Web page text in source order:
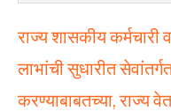
राज्य शासकीय कर्मचारी
लाभांची सुधारीत
करण्याबाबतच्या, राज्य